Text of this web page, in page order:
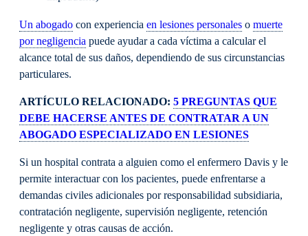
Un abogado con experiencia en lesiones personales o muerte
por negligencia puede ayudar a cada víctima a calcular el
alcance total de sus daños, dependiendo de sus circunstancias
particulares.
ARTÍCULO RELACIONADO: 5 PREGUNTAS QUE
DEBE HACERSE ANTES DE CONTRATAR A UN
ABOGADO ESPECIALIZADO EN LESIONES
Si un hospital contrata a alguien como el enfermero Davis y le
permite interactuar con los pacientes, puede enfrentarse a
demandas civiles adicionales por responsabilidad subsidiaria,
contratación negligente, supervisión negligente, retención
negligente y otras causas de acción.